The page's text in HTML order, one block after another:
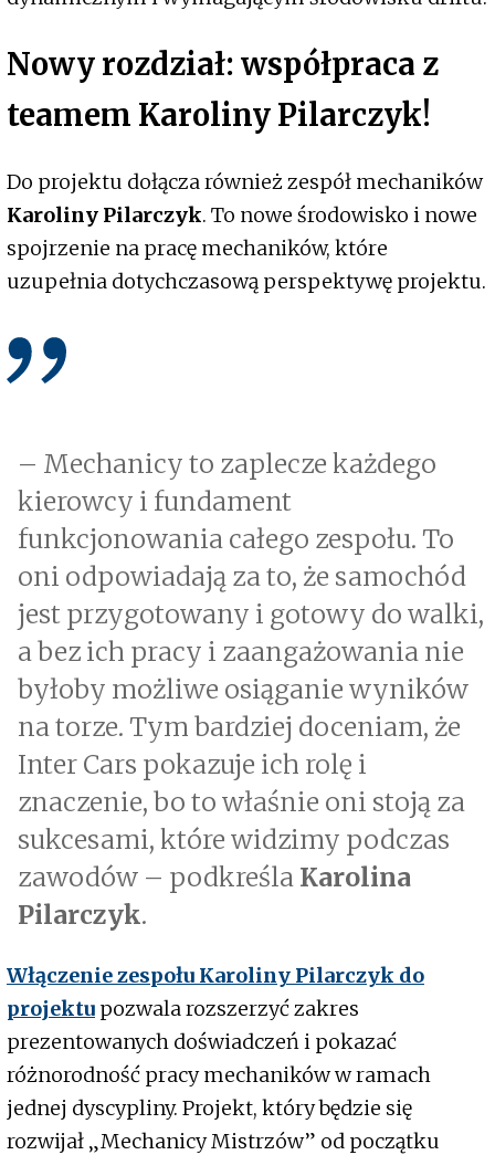
Nowy rozdział: współpraca z
teamem Karoliny Pilarczyk!
Do projektu dołącza również zespół mechaników
Karoliny Pilarczyk. To nowe środowisko i nowe
spojrzenie na pracę mechaników, które
uzupełnia dotychczasową perspektywę projektu.
– Mechanicy to zaplecze każdego
kierowcy i fundament
funkcjonowania całego zespołu. To
oni odpowiadają za to, że samochód
jest przygotowany i gotowy do walki,
a bez ich pracy i zaangażowania nie
byłoby możliwe osiąganie wyników
na torze. Tym bardziej doceniam, że
Inter Cars pokazuje ich rolę i
znaczenie, bo to właśnie oni stoją za
sukcesami, które widzimy podczas
zawodów – podkreśla Karolina
Pilarczyk.
Włączenie zespołu Karoliny Pilarczyk do
projektu pozwala rozszerzyć zakres
prezentowanych doświadczeń i pokazać
różnorodność pracy mechaników w ramach
jednej dyscypliny. Projekt, który będzie się
rozwijał „Mechanicy Mistrzów” od początku